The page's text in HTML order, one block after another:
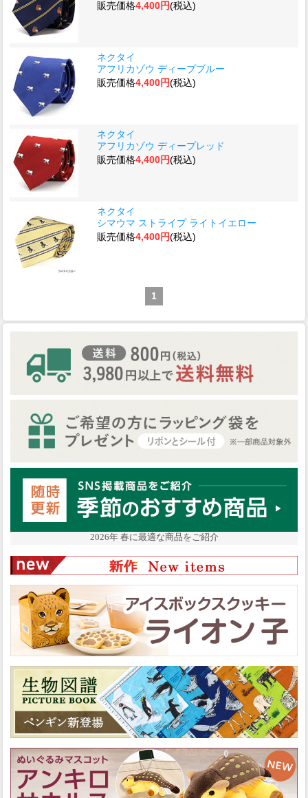
販売価格4,400円(税込)
ネクタイ
アフリカゾウ ディープブルー
販売価格4,400円(税込)
ネクタイ
アフリカゾウ ディープレッド
販売価格4,400円(税込)
ネクタイ
シマウマ ストライプ ライトイエロー
販売価格4,400円(税込)
1